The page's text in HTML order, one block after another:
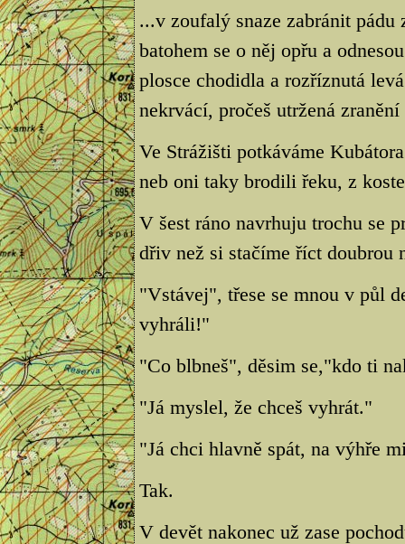
...v zoufalý snaze zabránit
batohem se o něj opřu a
plosce chodidla a rozříznutá
nekrvácí, pročeš utržená
Ve Strážišti potkáváme
neb oni taky brodili řeku, z
V šest ráno navrhuju trochu se
dřiv než si stačíme říct doubrou
"Vstávej", třese se mnou v půl
vyhráli!"
"Co blbneš", děsim se,"kdo ti
"Já myslel, že chceš vyhrát."
"Já chci hlavně spát, na výhře
Tak.
V devět nakonec už zase